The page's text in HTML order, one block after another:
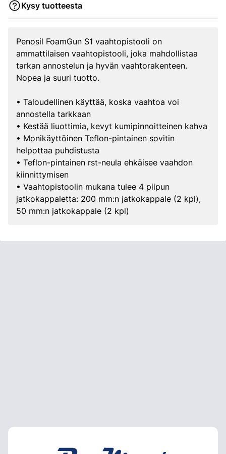
Kysy tuotteesta
Penosil FoamGun S1 vaahtopistooli on
ammattilaisen vaahtopistooli, joka mahdollistaa
tarkan annostelun ja hyvän vaahtorakenteen.
Nopea ja suuri tuotto.
• Taloudellinen käyttää, koska vaahtoa voi
annostella tarkkaan
• Kestää liuottimia, kevyt kumipinnoitteinen kahva
• Monikäyttöinen Teflon-pintainen sovitin
helpottaa puhdistusta
• Teflon-pintainen rst-neula ehkäisee vaahdon
kiinnittymisen
• Vaahtopistoolin mukana tulee 4 piipun
jatkokappaletta: 200 mm:n jatkokappale (2 kpl),
50 mm:n jatkokappale (2 kpl)